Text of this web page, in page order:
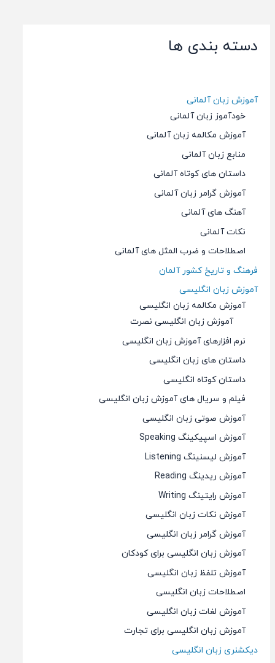
دسته بندی ها
آموزش زبان آلمانی
خودآموز زبان آلمانی
آموزش مکالمه زبان آلمانی
منابع زبان آلمانی
داستان های کوتاه آلمانی
آموزش گرامر زبان آلمانی
آهنگ های آلمانی
نکات آلمانی
اصطلاحات و ضرب المثل های آلمانی
فرهنگ و تاریخ کشور آلمان
آموزش زبان انگلیسی
آموزش مکالمه زبان انگلیسی
آموزش زبان انگلیسی نصرت
نرم افزارهای آموزش زبان انگلیسی
داستان های زبان انگلیسی
داستان کوتاه انگلیسی
فیلم و سریال های آموزش زبان انگلیسی
آموزش صوتی زبان انگلیسی
آموزش اسپیکینگ Speaking
آموزش لیسنینگ Listening
آموزش ریدینگ Reading
آموزش رایتینگ Writing
آموزش نکات زبان انگلیسی
آموزش گرامر زبان انگلیسی
آموزش زبان انگلیسی برای کودکان
آموزش تلفظ زبان انگلیسی
اصطلاحات زبان انگلیسی
آموزش لغات زبان انگلیسی
آموزش زبان انگلیسی برای تجارت
دیکشنری زبان انگلیسی
سطح